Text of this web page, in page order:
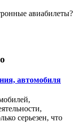
авиабилеты?
автомобиля
серьезен, что